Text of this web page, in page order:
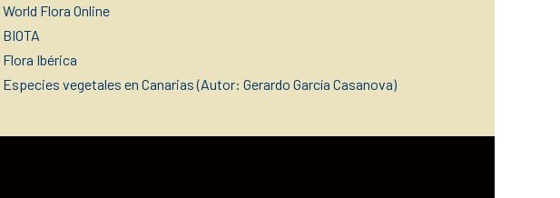
World Flora Online
BIOTA
Flora Ibérica
Especies vegetales en Canarias (Autor: Gerardo García Casanova)